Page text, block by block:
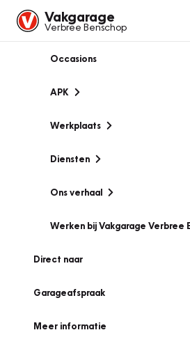
Vakgarage
Verbree Benschop
Occasions
APK
Werkplaats
Diensten
Ons verhaal
Werken bij Vakgarage Verbree
Direct naar
Garageafspraak
Meer informatie